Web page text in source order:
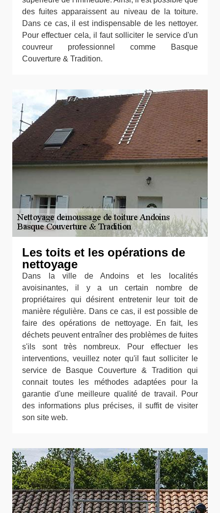
des fuites apparaissent au niveau de la toiture.
Dans ce cas, il est indispensable de les nettoyer.
Pour effectuer cela, il faut solliciter le service d'un
couvreur professionnel comme Basque
Couverture & Tradition.
Les toits et les opérations de
nettoyage
Dans la ville de Andoins et les localités
avoisinantes, il y a un certain nombre de
propriétaires qui désirent entretenir leur toit de
manière régulière. Dans ce cas, il est possible de
faire des opérations de nettoyage. En fait, les
déchets peuvent entraîner des problèmes de fuites
s'ils sont très nombreux. Pour effectuer les
interventions, veuillez noter qu'il faut solliciter le
service de Basque Couverture & Tradition qui
connait toutes les méthodes adaptées pour la
garantie d'une meilleure qualité de travail. Pour
des informations plus précises, il suffit de visiter
son site web.